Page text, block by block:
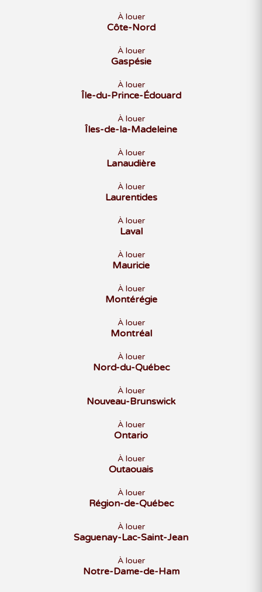
À louer
Côte-Nord
À louer
Gaspésie
À louer
Île-du-Prince-Édouard
À louer
Îles-de-la-Madeleine
À louer
Lanaudière
À louer
Laurentides
À louer
Laval
À louer
Mauricie
À louer
Montérégie
À louer
Montréal
À louer
Nord-du-Québec
À louer
Nouveau-Brunswick
À louer
Ontario
À louer
Outaouais
À louer
Région-de-Québec
À louer
Saguenay-Lac-Saint-Jean
À louer
Notre-Dame-de-Ham